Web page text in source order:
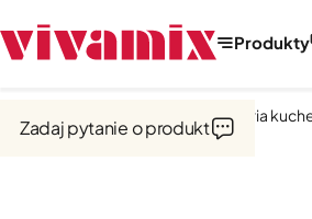
Produkty
Narzędzia i akcesoria
Zadaj pytanie o produkt